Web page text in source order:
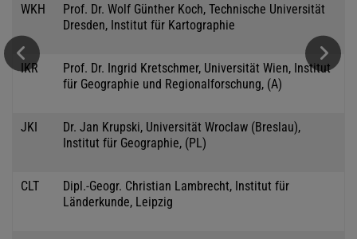
WKH
Prof. Dr. Wolf Günther Koch, Technische Universität
Dresden, Institut für Kartographie
IKR
Prof. Dr. Ingrid Kretschmer, Universität Wien, Institut
für Geographie und Regionalforschung, (A)
JKI
Dr. Jan Krupski, Universität Wroclaw (Breslau),
Institut für Geographie, (PL)
CLT
Dipl.-Geogr. Christian Lambrecht, Institut für
Länderkunde, Leipzig